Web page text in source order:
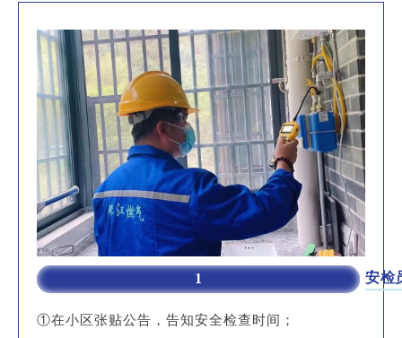
1 安检
①在小区张贴公告，告知安全检查时间；